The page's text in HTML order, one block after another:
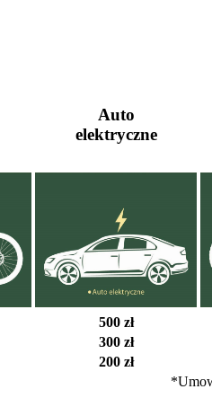
Auto
elektryczne
500 zł
300 zł
200 zł